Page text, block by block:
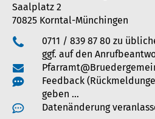
Saalplatz 2
70825 Korntal-Münchingen
0711 / 839 87 80 zu
ggf. auf den
Feedback
geben …
Datenänderung